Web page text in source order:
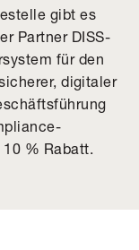
gibt es
Partner DISS-
für den
digitaler
% Rabatt.